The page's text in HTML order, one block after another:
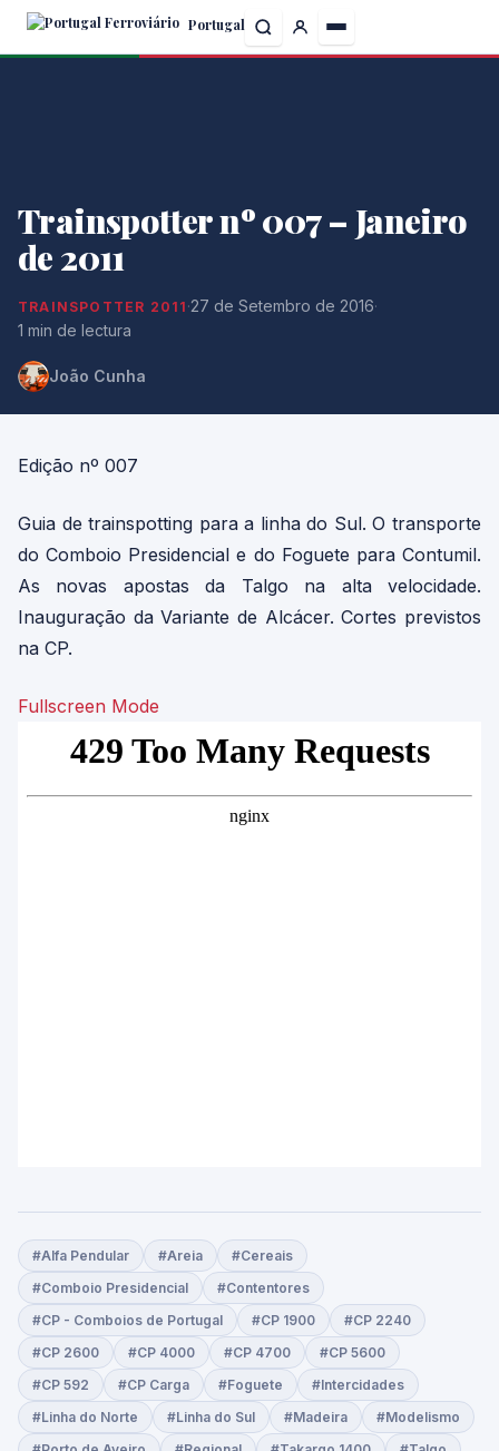
Skip
Portugal
Trainspotter nº 007 – Janeiro
de 2011
TRAINSPOTTER 2011 ·27 de Setembro de 2016·
1 min de lectura
João Cunha
Edição nº 007
Guia de trainspotting para a linha do Sul. O transporte
do Comboio Presidencial e do Foguete para Contumil.
As novas apostas da Talgo na alta velocidade.
Inauguração da Variante de Alcácer. Cortes previstos
na CP.
Fullscreen Mode
#Alfa Pendular #Areia
#Cereais
#Comboio Presidencial
#Contentores
#CP - Comboios de Portugal
#CP 1900
#CP 2240
#CP 2600
#CP 4000 #CP 4700
#CP 5600
#CP 592
#CP Carga #Foguete
#Intercidades
#Linha do Norte
#Linha do Sul #Madeira
#Modelismo